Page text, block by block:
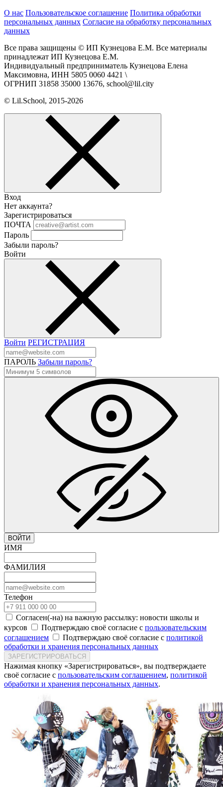
О нас Пользовательское соглашение Политика обработки
персональных данных Согласие на обработку персональных
данных
Все права защищены © ИП Кузнецова Е.М. Все материалы
принадлежат ИП Кузнецова Е.М.
Индивидуальный предприниматель Кузнецова Елена
Максимовна, ИНН 5805 0060 4421 \
ОГРНИП 31858 35000 13676, school@lil.city
© Lil.School, 2015‐2026
Вход
Нет аккаунта?
Зарегистрироваться
ПОЧТА
Пароль
Забыли пароль?
Войти
Войти РЕГИСТРАЦИЯ
ПАРОЛЬ Забыли пароль?
ВОЙТИ
ИМЯ
ФАМИЛИЯ
Телефон
Согласен(-на) на важную рассылку: новости школы и
курсов
Подтверждаю своё согласие с пользовательским
соглашением
Подтверждаю своё согласие с политикой
обработки и хранения персональных данных
ЗАРЕГИСТРИРОВАТЬСЯ
Нажимая кнопку «Зарегистрироваться», вы подтверждаете
своё согласие с пользовательским соглашением, политикой
обработки и хранения персональных данных.